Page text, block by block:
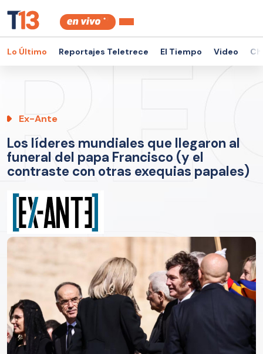
Lo Último Reportajes Teletrece El Tiempo Video
Ex-Ante
Los líderes mundiales que llegaron al
funeral del papa Francisco (y el
contraste con otras exequias papales)